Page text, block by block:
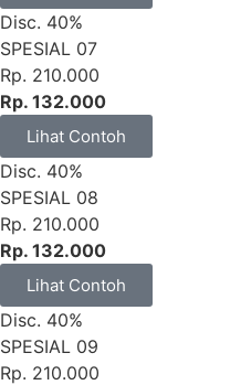
Disc. 40%
SPESIAL 07
Rp. 210.000
Rp. 132.000
Lihat Contoh
Disc. 40%
SPESIAL 08
Rp. 210.000
Rp. 132.000
Lihat Contoh
Disc. 40%
SPESIAL 09
Rp. 210.000